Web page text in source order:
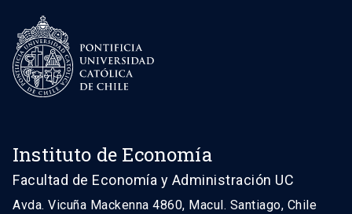
Instituto de Economía
Facultad de Economía y Administración UC
Avda. Vicuña Mackenna 4860, Macul. Santiago, Chile